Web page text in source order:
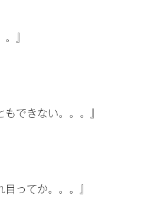
』
もできない。。。』
目ってか。。。』